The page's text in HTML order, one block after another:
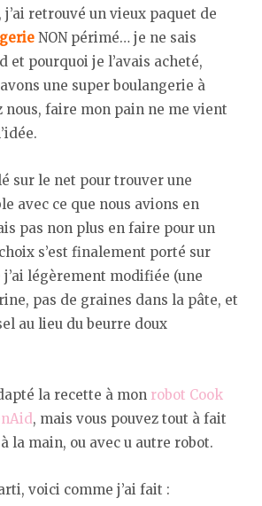
retrouvé un vieux paquet de
NON périmé… je ne sais
et pourquoi je l’avais acheté,
une super boulangerie à
nous, faire mon pain ne me vient
sur le net pour trouver une
avec ce que nous avions en
pas non plus en faire pour un
s’est finalement porté sur
j’ai légèrement modifiée (une
pas de graines dans la pâte, et
au lieu du beurre doux
la recette à mon robot Cook
, mais vous pouvez tout à fait
la main, ou avec u autre robot.
voici comme j’ai fait :